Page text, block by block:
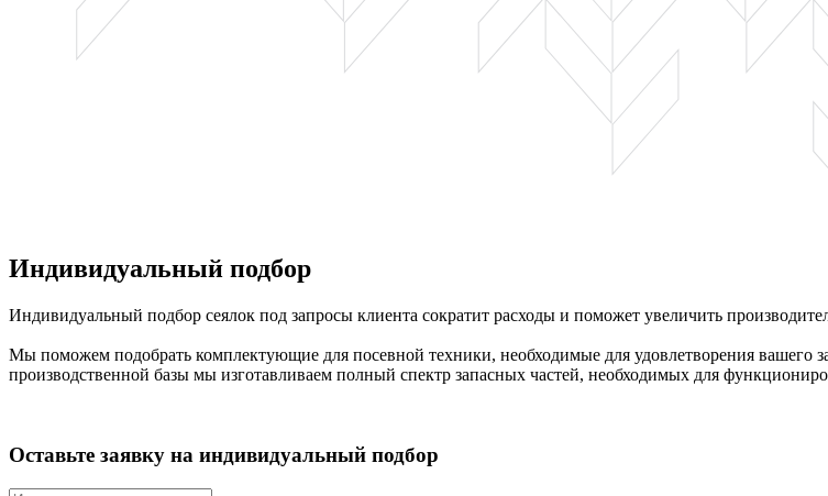
Индивидуальный подбор
Индивидуальный подбор сеялок под запросы клиента сократит расходы и поможет увеличить
Мы поможем подобрать комплектующие для посевной техники, необходимые для удовлетворения вашего
производственной базы мы изготавливаем полный спектр запасных частей, необходимых для
Оставьте заявку на индивидуальный подбор